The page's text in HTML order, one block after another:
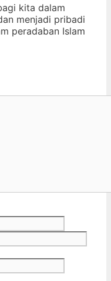
kita dalam
menjadi pribadi
peradaban Islam